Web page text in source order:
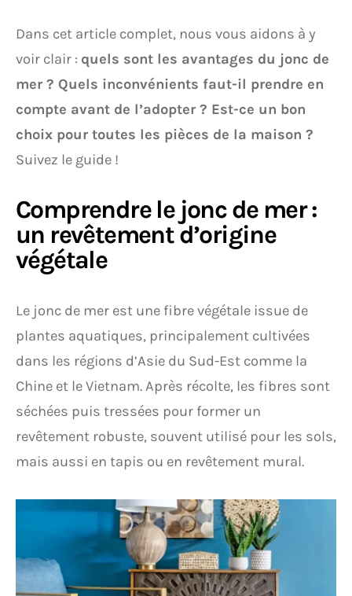
Dans cet article complet, nous vous aidons à y
voir clair : quels sont les avantages du jonc de
mer ? Quels inconvénients faut-il prendre en
compte avant de l’adopter ? Est-ce un bon
choix pour toutes les pièces de la maison ?
Suivez le guide !
Comprendre le jonc de mer :
un revêtement d’origine
végétale
Le jonc de mer est une fibre végétale issue de
plantes aquatiques, principalement cultivées
dans les régions d’Asie du Sud-Est comme la
Chine et le Vietnam. Après récolte, les fibres sont
séchées puis tressées pour former un
revêtement robuste, souvent utilisé pour les sols,
mais aussi en tapis ou en revêtement mural.